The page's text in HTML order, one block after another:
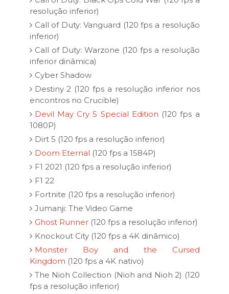
resolução inferior)
Call of Duty: Vanguard (120 fps a resolução
inferior)
Call of Duty: Warzone (120 fps a resolução
inferior dinâmica)
Cyber Shadow
Destiny 2 (120 fps a resolução inferior nos
encontros no Crucible)
Devil May Cry 5 Special Edition (120 fps a
1080P)
Dirt 5 (120 fps a resolução inferior)
Doom Eternal (120 fps a 1584P)
F1 2021 (120 fps a resolução inferior)
F1 22
Fortnite (120 fps a resolução inferior)
Jumanji: The Video Game
Ghost Runner(120 fps a resolução inferior)
Knockout City (120 fps a 4K dinâmico)
Monster Boy and the Cursed
Kingdom (120 fps a 4K nativo)
The Nioh Collection (Nioh and Nioh 2) (120
fps a resolução inferior)